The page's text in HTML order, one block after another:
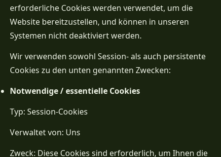
erforderliche Cookies werden verwendet, um die
Website bereitzustellen, und können in unseren
Systemen nicht deaktiviert werden.
Wir verwenden sowohl Session- als auch persistente
Cookies zu den unten genannten Zwecken:
Notwendige / essentielle Cookies
Typ: Session-Cookies
Verwaltet von: Uns
Zweck: Diese Cookies sind erforderlich, um Ihnen die